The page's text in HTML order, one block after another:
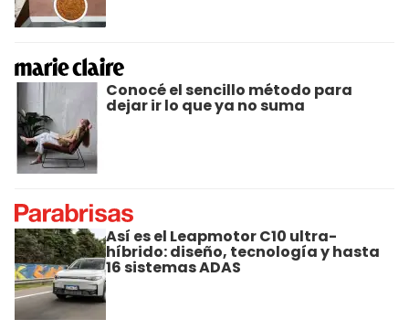
Conocé el sencillo método para
dejar ir lo que ya no suma
Así es el Leapmotor C10 ultra-
híbrido: diseño, tecnología y hasta
16 sistemas ADAS